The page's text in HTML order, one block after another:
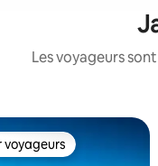
Les voyageurs
les plus appréciés